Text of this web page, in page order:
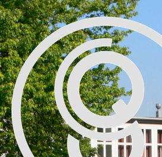
Zum
Inhalt
springen